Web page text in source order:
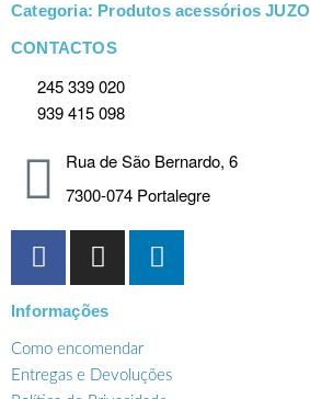
Categoria: Produtos acessórios JUZO
CONTACTOS
245 339 020
939 415 098
Rua de São Bernardo, 6
7300-074 Portalegre
Informações
Como encomendar
Entregas e Devoluções